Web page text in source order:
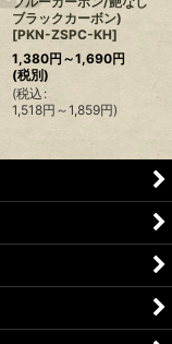
ブラックカーボン)
[PKN-ZSPC-KH]
1,380円 ～1,690円
(税別)
(税込 :
1,518円 ～1,859円)